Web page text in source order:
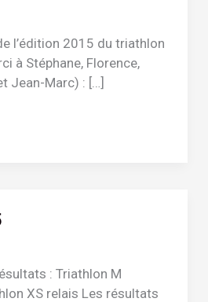
l’édition 2015 du triathlon
à Stéphane, Florence,
Jean-Marc) : […]
: Triathlon M
XS relais Les résultats